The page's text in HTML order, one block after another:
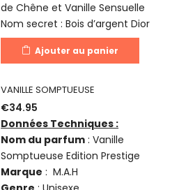
de Chêne et Vanille Sensuelle
Nom secret : Bois d’argent Dior
Ajouter au panier
VANILLE SOMPTUEUSE
€34.95
Données Techniques :
Nom du parfum : Vanille
Somptueuse Edition Prestige
Marque : M.A.H